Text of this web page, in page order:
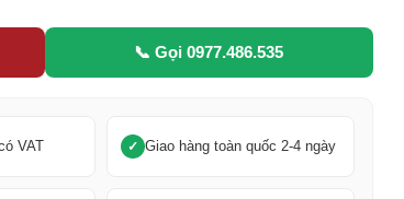
📞 Gọi 0977.486.535
VAT Giao hàng toàn quốc 2-4 ngày